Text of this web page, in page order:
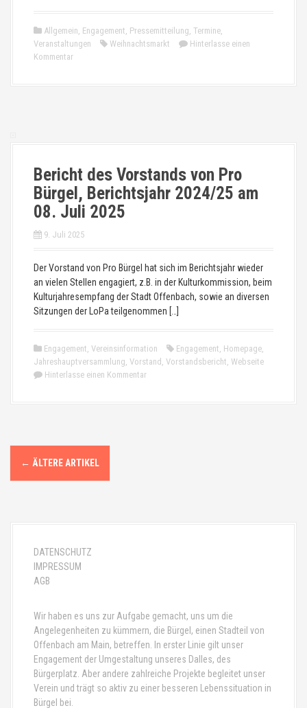
Allgemein, Engagement, Pressemitteilung, Termine,
Veranstaltungen
Weihnachtsmarkt
Hinterlasse einen
Kommentar
Bericht des Vorstands von Pro
Bürgel, Berichtsjahr 2024/25 am
08. Juli 2025
9. Juli 2025
Der Vorstand von Pro Bürgel hat sich im Berichtsjahr wieder
an vielen Stellen engagiert, z.B. in der Kulturkommission, beim
Kulturjahresempfang der Stadt Offenbach, sowie an diversen
Sitzungen der LoPa teilgenommen […]
Engagement, Vereinsinformation Engagement, Homepage,
Jahreshauptversammlung, Vorstand , Vorstandsbericht, Webseite
Hinterlasse einen Kommentar
B
e
← ÄLTERE ARTIKEL
DATENSCHUTZ
IMPRESSUM
AGB
Wir haben es uns zur Aufgabe gemacht, uns um die
Angelegenheiten zu kümmern, die Bürgel, einen Stadteil von
Offenbach am Main, betreffen. In erster Linie gilt unser
Engagement der Umgestaltung unseres Dalles, des
Bürgerplatz. Aber andere zahlreiche Projekte begleitet unser
Verein und trägt so aktiv zu einer besseren Lebenssituation in
Bürgel bei.